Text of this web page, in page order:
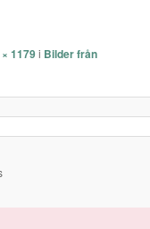
1179i Bilder från